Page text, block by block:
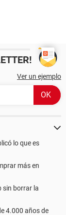
Ver un ejemplo
lo que es
más en
sin borrar la
4.000 años de